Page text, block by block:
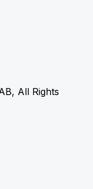
All Rights